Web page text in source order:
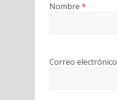
Nombre *
Correo electrónico